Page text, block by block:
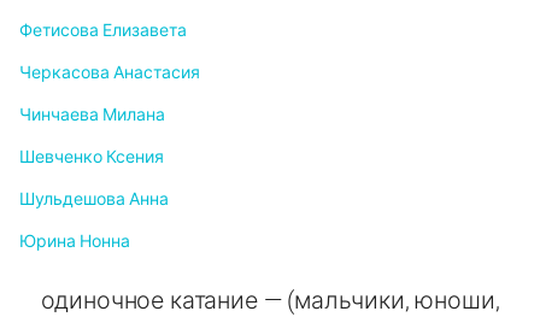
Фетисова Елизавета
Черкасова Анастасия
Чинчаева Милана
Шевченко Ксения
Шульдешова Анна
Юрина Нонна
одиночное катание — (мальчики, юноши,